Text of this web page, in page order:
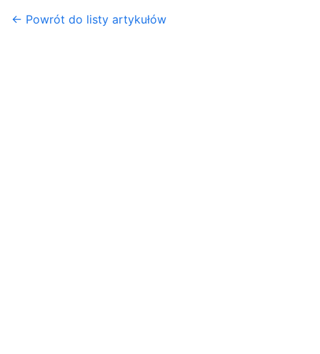
← Powrót do listy artykułów